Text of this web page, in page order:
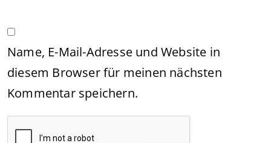
Name, E-Mail-Adresse und Website in
diesem Browser für meinen nächsten
Kommentar speichern.